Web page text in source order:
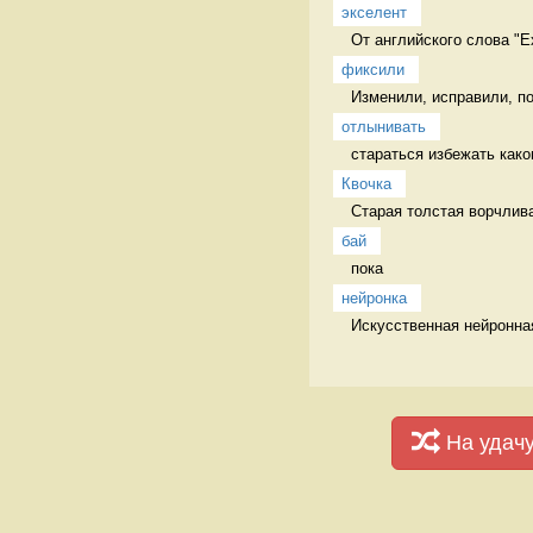
экселент
От английского слова
фиксили
Изменили, исправили,
отлынивать
стараться избежать
Квочка
Старая толстая
бай
пока
нейронка
Искусственная
На